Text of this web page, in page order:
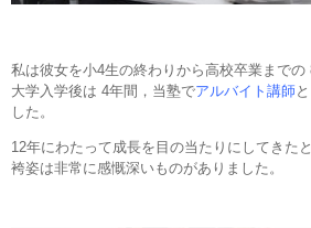
私は彼女を小4生の終わりから高校卒業までの
大学入学後は 4年間，当塾でアルバイト講師
した。
12年にわたって成長を目の当たりにしてきた
袴姿は非常に感慨深いものがありました。